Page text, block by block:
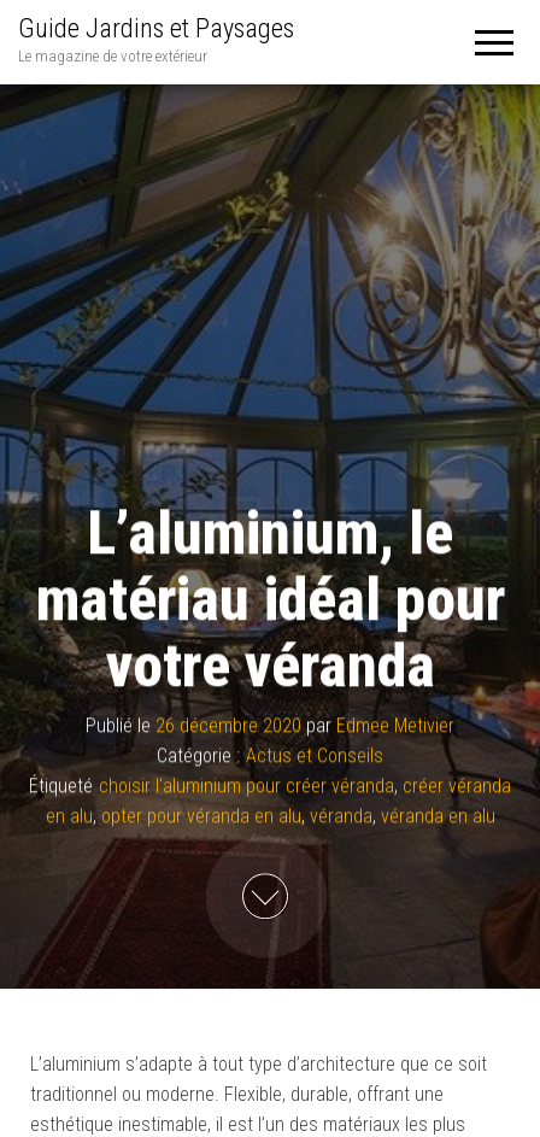
Guide Jardins et Paysages
Le magazine de votre extérieur
L’aluminium, le
matériau idéal pour
votre véranda
Publié le 26 décembre 2020 par Edmee Metivier
Catégorie : Actus et Conseils
Étiqueté choisir l'aluminium pour créer véranda, créer véranda
en alu, opter pour véranda en alu, véranda, véranda en alu
L’aluminium s’adapte à tout type d’architecture que ce soit
traditionnel ou moderne. Flexible, durable, offrant une
esthétique inestimable, il est l’un des matériaux les plus